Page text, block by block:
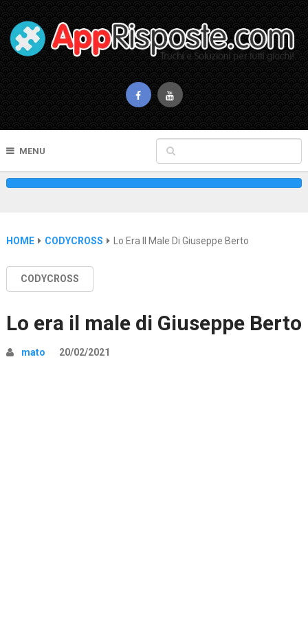
MENU
HOME CODYCROSS Lo Era Il Male Di Giuseppe Berto
CODYCROSS
Lo era il male di Giuseppe Berto
mato 20/02/2021